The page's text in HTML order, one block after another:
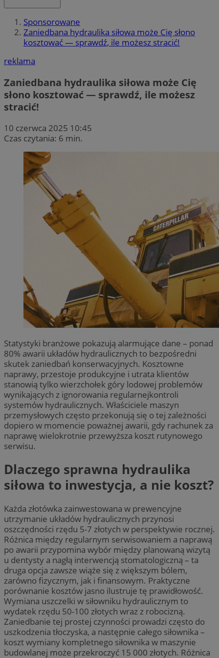
Sponsorowane
Zaniedbana hydraulika siłowa może Cię słono
kosztować — sprawdź, ile możesz stracić!
reklama
Zaniedbana hydraulika siłowa może Cię
słono kosztować — sprawdź, ile możesz
stracić!
10 czerwca 2025 10:45
Czas czytania: 6 min.
Statystyki branżowe pokazują alarmujące dane – ponad
80% awarii układów hydraulicznych to bezpośredni
skutek zaniedbań konserwacyjnych. Kosztowne
naprawy, przestoje produkcyjne i utrata klientów
stanowią tylko wierzchołek góry lodowej problemów
wynikających z ignorowania regularnejkontroli
systemów hydraulicznych. Właściciele maszyn
przemysłowych często przekonują się o tej zależności
dopiero w momencie poważnej awarii, gdy rachunek za
naprawę wielokrotnie przewyższa koszt rutynowego
serwisu.
Dlaczego sprawna hydraulika
siłowa to inwestycja, a nie koszt?
Każda złotówka zainwestowana w prewencyjne
utrzymanie układów hydraulicznych przynosi
oszczędności rzędu 5-7 złotych w perspektywie rocznej.
Różnica między regularnym serwisowaniem a naprawą
po awarii przypomina wybór między planowaną wizytą
u dentysty a nagłą interwencją stomatologiczną – ta
druga opcja zawsze wiąże się z większym bólem,
zarówno fizycznym, jak i finansowym. Praktyczne
porównanie kosztów jasno ilustruje tę prawidłowość.
Wymiana uszczelki w siłowniku hydraulicznym to
wydatek rzędu 50-100 złotych wraz z robocizną.
Zaniedbanie tej prostej czynności prowadzi często do
uszkodzenia tłoczyska, a następnie całego siłownika –
koszt wymiany kompletnego siłownika w maszynie
budowlanej może przekroczyć 15 000 złotych. Różnica